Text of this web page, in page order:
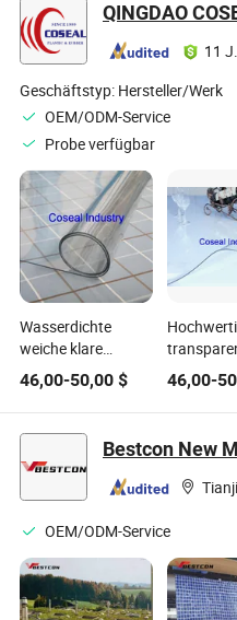
11 J.
Geschäftstyp: Hersteller/Werk
OEM/ODM-Service
Probe verfügbar
Wasserdichte
weiche klare
transparente PVC-
Tischdecke
rechteckige
Tischdecke guter
Verkauf
46,00-50,00 $
Küche
Verkauf
46,00-
OEM/ODM-Service